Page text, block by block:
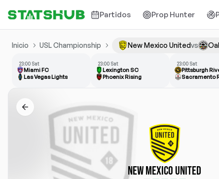
Partidos Prop Hunter
Inicio USL Championship New Mexico Unitedvs
23:00 Sat
Miami FC
Las Vegas Lights
23:00 Sat
Lexington SC
Phoenix Rising
23:00 Sat
Pittsburgh
Sacramento
New Mexico United